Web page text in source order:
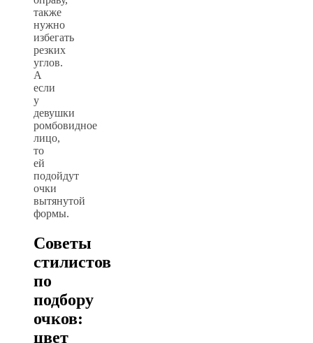
также
нужно
избегать
резких
углов.
А
если
у
девушки
ромбовидное
лицо,
то
ей
подойдут
очки
вытянутой
формы.
Советы
стилистов
по
подбору
очков:
цвет